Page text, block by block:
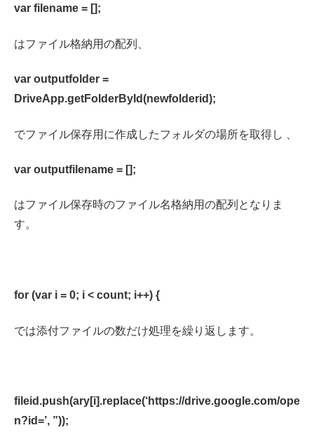
var filename = [];
はファイル格納用の配列、
var outputfolder =
DriveApp.getFolderById(newfolderid);
でファイル保存用に作成したフォルダの場所を取得し 、
var outputfilename = [];
はファイル保存時のファイル名格納用の配列となりま
す。
for (var i = 0; i < count; i++) {
では添付ファイルの数だけ処理を繰り返します。
fileid.push(ary[i].replace(‘https://drive.google.com/ope
n?id=’, ”));